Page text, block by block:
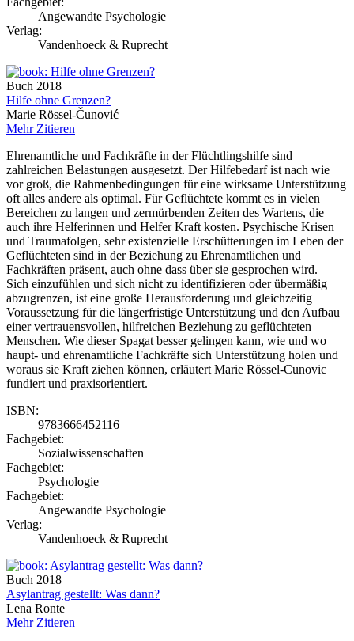
Angewandte Psychologie
Verlag:
Vandenhoeck & Ruprecht
Buch 2018
Hilfe ohne Grenzen?
Marie Rössel-Čunović
Mehr Zitieren
Ehrenamtliche und Fachkräfte in der Flüchtlingshilfe sind
zahlreichen Belastungen ausgesetzt. Der Hilfebedarf ist nach wie
vor groß, die Rahmenbedingungen für eine wirksame Unterstützung
oft alles andere als optimal. Für Geflüchtete kommt es in vielen
Bereichen zu langen und zermürbenden Zeiten des Wartens, die
auch ihre Helferinnen und Helfer Kraft kosten. Psychische Krisen
und Traumafolgen, sehr existenzielle Erschütterungen im Leben der
Geflüchteten sind in der Beziehung zu Ehrenamtlichen und
Fachkräften präsent, auch ohne dass über sie gesprochen wird.
Sich einzufühlen und sich nicht zu identifizieren oder übermäßig
abzugrenzen, ist eine große Herausforderung und gleichzeitig
Voraussetzung für die längerfristige Unterstützung und den Aufbau
einer vertrauensvollen, hilfreichen Beziehung zu geflüchteten
Menschen. Wie dieser Spagat besser gelingen kann, wie und wo
haupt- und ehrenamtliche Fachkräfte sich Unterstützung holen und
woraus sie Kraft ziehen können, erläutert Marie Rössel-Cunovic
fundiert und praxisorientiert.
ISBN:
9783666452116
Fachgebiet:
Sozialwissenschaften
Fachgebiet:
Psychologie
Fachgebiet:
Angewandte Psychologie
Verlag:
Vandenhoeck & Ruprecht
Buch 2018
Asylantrag gestellt: Was dann?
Lena Ronte
Mehr Zitieren